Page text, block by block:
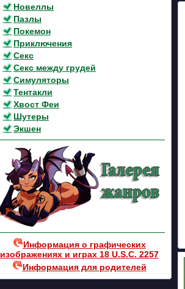
Новеллы
Пазлы
Покемон
Приключения
Секс
Секс между грудей
Симуляторы
Тентакли
Хвост Феи
Шутеры
Экшен
Информация о графических
изображениях и играх 18 U.S.C. 2257
Информация для родителей